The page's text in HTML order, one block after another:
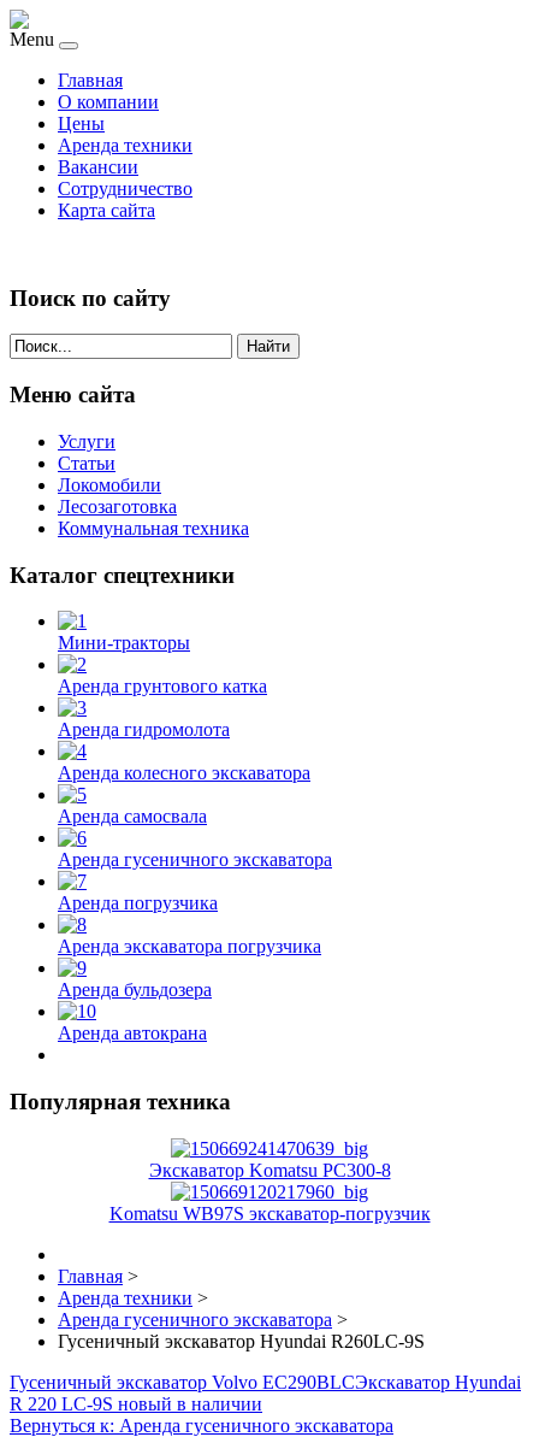
Menu
Главная
О компании
Цены
Аренда техники
Вакансии
Сотрудничество
Карта сайта
Поиск по сайту
Найти
Меню сайта
Услуги
Статьи
Локомобили
Лесозаготовка
Коммунальная техника
Каталог спецтехники
Мини-тракторы
Аренда грунтового катка
Аренда гидромолота
Аренда колесного экскаватора
Аренда самосвала
Аренда гусеничного экскаватора
Аренда погрузчика
Аренда экскаватора погрузчика
Аренда бульдозера
Аренда автокрана
Популярная техника
Экскаватор Komatsu PC300-8
Komatsu WB97S экскаватор-погрузчик
Главная >
Аренда техники >
Аренда гусеничного экскаватора >
Гусеничный экскаватор Hyundai R260LC-9S
Гусеничный экскаватор Volvo EC290BLCЭкскаватор Hyundai
R 220 LC-9S новый в наличии
Вернуться к: Аренда гусеничного экскаватора